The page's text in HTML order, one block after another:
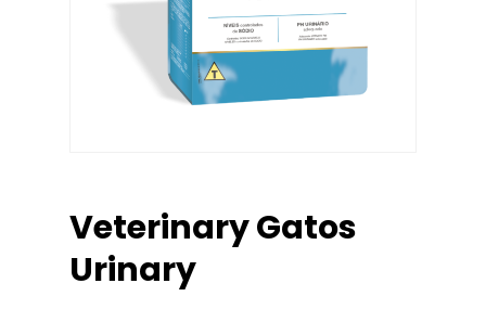
Veterinary Gatos
Urinary